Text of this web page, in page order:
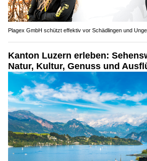
Plagex GmbH schützt effektiv vor Schädlingen und
Kanton Luzern erleben:
Natur, Kultur, Genuss und